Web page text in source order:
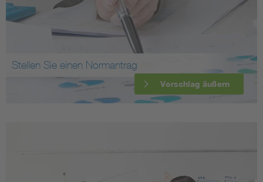
Stellen Sie einen Normantrag
Vorschlag äußern